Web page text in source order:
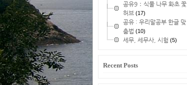
공유9：식물 나무 화초 꽃
허브 (17)
공유 : 우리말공부 한글 맞
춤법 (10)
세무, 세무사, 시험 (5)
Recent Posts